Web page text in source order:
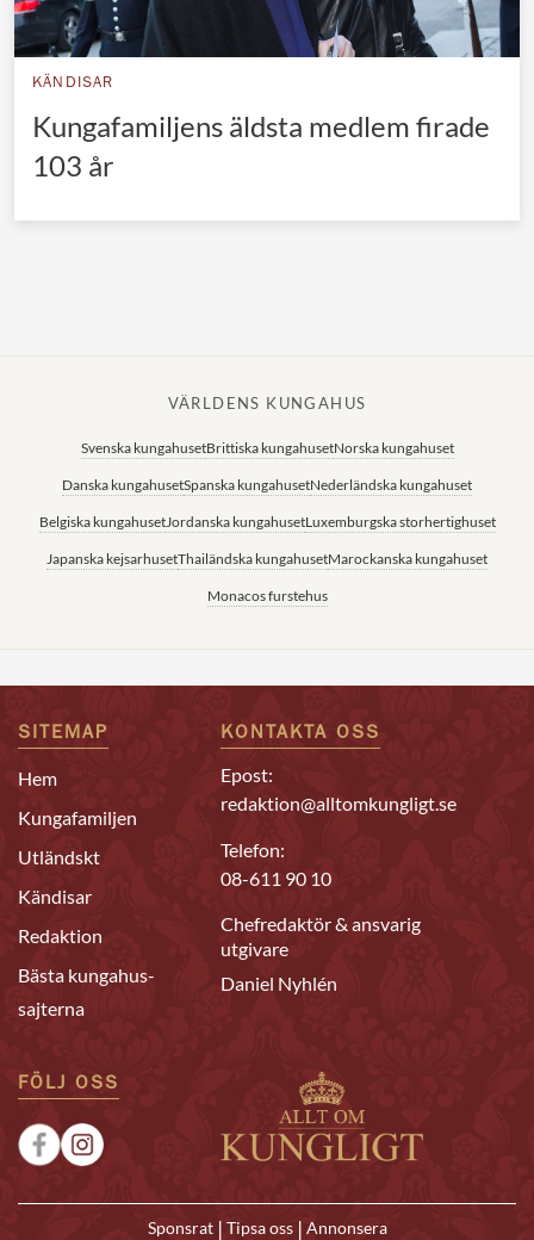
Thailändska kungahuset
Marockanska kungahuset
KÄNDISAR
Kungafamiljens äldsta medlem firade
103 år
VÄRLDENS KUNGAHUS
Svenska kungahusetBrittiska kungahusetNorska kungahuset
Danska kungahusetSpanska kungahusetNederländska kungahuset
Belgiska kungahusetJordanska kungahusetLuxemburgska storhertighuset
Japanska kejsarhusetThailändska kungahusetMarockanska kungahuset
Monacos furstehus
SITEMAP
Hem
Kungafamiljen
Utländskt
Kändisar
Redaktion
Bästa kungahus-
sajterna
KONTAKTA OSS
Epost:
redaktion@alltomkungligt.se
Telefon:
08-611 90 10
Chefredaktör & ansvarig
utgivare
Daniel Nyhlén
FÖLJ OSS
Sponsrat | Tipsa oss | Annonsera